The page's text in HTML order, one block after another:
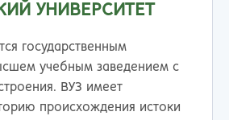
УНИВЕРСИТЕТ
государственным
учебным заведением с
ВУЗ имеет
происхождения истоки